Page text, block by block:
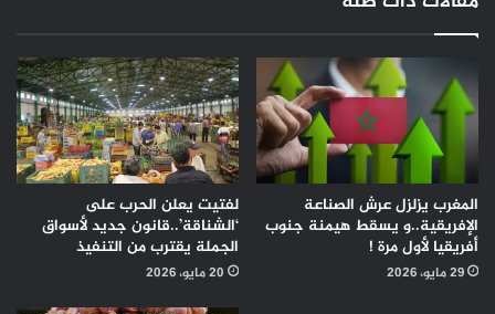
المغرب يزلزل عرش الصناعة
الإفريقية..و يسقط هيمنة جنوب
أفريقيا لأول مرة !
29 مايو، 2026
لفتيت يعلن الحرب على
‘الشناقة’..قانون جديد لأسواق
الجملة يقترب من التنفيذ
20 مايو، 2026